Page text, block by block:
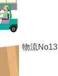
物流No13